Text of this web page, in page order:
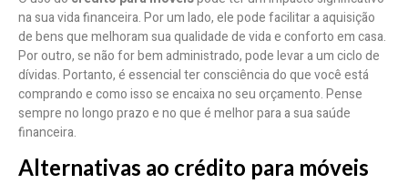
na sua vida financeira. Por um lado, ele pode facilitar a aquisição
de bens que melhoram sua qualidade de vida e conforto em casa.
Por outro, se não for bem administrado, pode levar a um ciclo de
dívidas. Portanto, é essencial ter consciência do que você está
comprando e como isso se encaixa no seu orçamento. Pense
sempre no longo prazo e no que é melhor para a sua saúde
financeira.
Alternativas ao crédito para móveis